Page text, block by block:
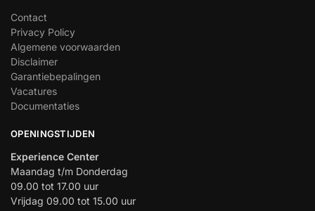
Contact
Privacy Policy
Algemene voorwaarden
Disclaimer
Garantiebepalingen
Vacatures
Documentaties
OPENINGSTIJDEN
Experience Center
Maandag t/m Donderdag
09.00 tot 17.00 uur
Vrijdag 09.00 tot 15.00 uur